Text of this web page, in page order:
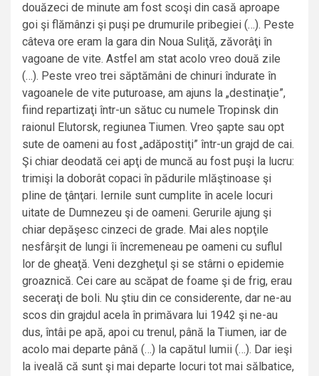
douăzeci de minute am fost scoşi din casă aproape
goi şi flămânzi şi puşi pe drumurile pribegiei (…). Peste
câteva ore eram la gara din Noua Suliţă, zăvorâţi în
vagoane de vite. Astfel am stat acolo vreo două zile
(…). Peste vreo trei săptămâni de chinuri îndurate în
vagoanele de vite puturoase, am ajuns la „destinaţie”,
fiind repartizaţi într-un sătuc cu numele Tropinsk din
raionul Elutorsk, regiunea Tiumen. Vreo şapte sau opt
sute de oameni au fost „adăpostiţi” într-un grajd de cai.
Şi chiar deodată cei apţi de muncă au fost puşi la lucru:
trimişi la doborât copaci în pădurile mlăştinoase şi
pline de ţânţari. Iernile sunt cumplite în acele locuri
uitate de Dumnezeu şi de oameni. Gerurile ajung şi
chiar depăşesc cinzeci de grade. Mai ales nopţile
nesfârşit de lungi îi încremeneau pe oameni cu suflul
lor de gheaţă. Veni dezgheţul şi se stârni o epidemie
groaznică. Cei care au scăpat de foame şi de frig, erau
seceraţi de boli. Nu ştiu din ce considerente, dar ne-au
scos din grajdul acela în primăvara lui 1942 şi ne-au
dus, întâi pe apă, apoi cu trenul, până la Tiumen, iar de
acolo mai departe până (…) la capătul lumii (…). Dar ieşi
la iveală că sunt şi mai departe locuri tot mai sălbatice,